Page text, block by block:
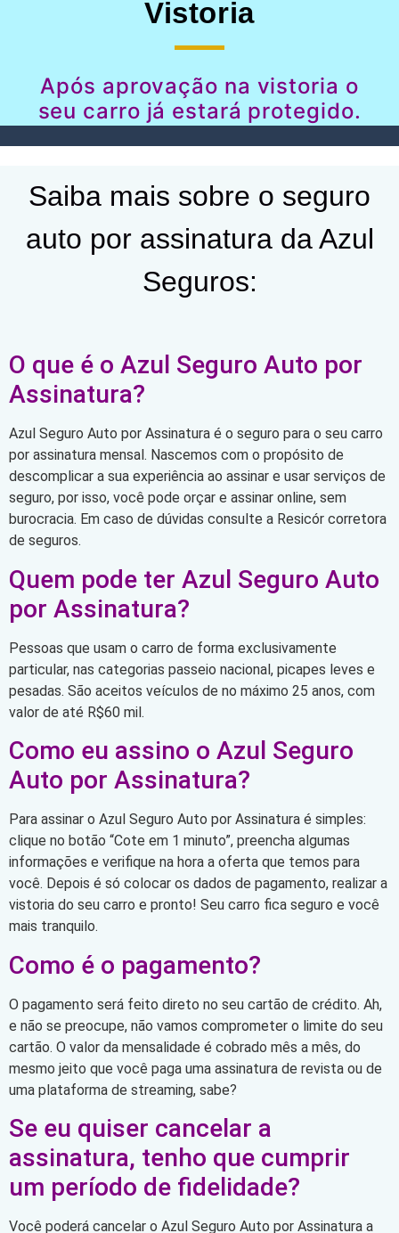
Vistoria
Após aprovação na vistoria o
seu carro já estará protegido.
Saiba mais sobre o seguro
auto por assinatura da Azul
Seguros:
O que é o Azul Seguro Auto por
Assinatura?
Azul Seguro Auto por Assinatura é o seguro para o seu carro
por assinatura mensal. Nascemos com o propósito de
descomplicar a sua experiência ao assinar e usar serviços de
seguro, por isso, você pode orçar e assinar online, sem
burocracia. Em caso de dúvidas consulte a Resicór corretora
de seguros.
Quem pode ter Azul Seguro Auto
por Assinatura?
Pessoas que usam o carro de forma exclusivamente
particular, nas categorias passeio nacional, picapes leves e
pesadas. São aceitos veículos de no máximo 25 anos, com
valor de até R$60 mil.
Como eu assino o Azul Seguro
Auto por Assinatura?
Para assinar o Azul Seguro Auto por Assinatura é simples:
clique no botão “Cote em 1 minuto”, preencha algumas
informações e verifique na hora a oferta que temos para
você. Depois é só colocar os dados de pagamento, realizar a
vistoria do seu carro e pronto! Seu carro fica seguro e você
mais tranquilo.
Como é o pagamento?
O pagamento será feito direto no seu cartão de crédito. Ah,
e não se preocupe, não vamos comprometer o limite do seu
cartão. O valor da mensalidade é cobrado mês a mês, do
mesmo jeito que você paga uma assinatura de revista ou de
uma plataforma de streaming, sabe?
Se eu quiser cancelar a
assinatura, tenho que cumprir
um período de fidelidade?
Você poderá cancelar o Azul Seguro Auto por Assinatura a